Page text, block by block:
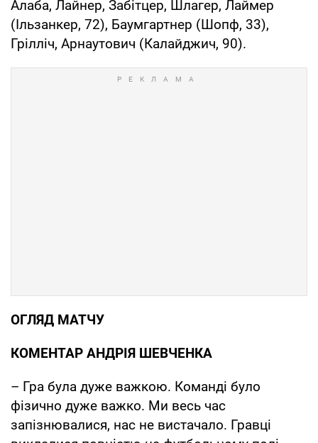
Алаба, Лайнер, Забітцер, Шлагер, Лаймер
(Ільзанкер, 72), Баумгартнер (Шопф, 33),
Грілліч, Арнаутович (Калайджич, 90).
ОГЛЯД МАТЧУ
КОМЕНТАР АНДРІЯ ШЕВЧЕНКА
– Гра була дуже важкою. Команді було
фізично дуже важко. Ми весь час
запізнювалися, нас не вистачало. Гравці